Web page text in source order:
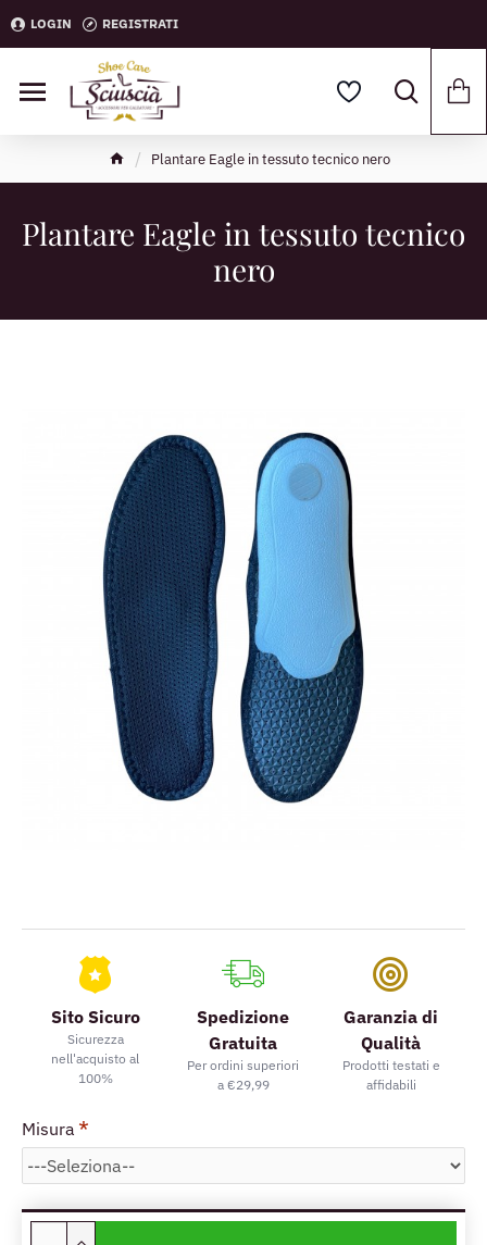
LOGIN REGISTRATI
Plantare Eagle in tessuto tecnico nero
Plantare Eagle in tessuto tecnico
nero
Sito Sicuro
Sicurezza
nell'acquisto al
100%
Spedizione
Gratuita
Per ordini superiori
a €29,99
Garanzia di
Qualità
Prodotti testati e
affidabili
Misura